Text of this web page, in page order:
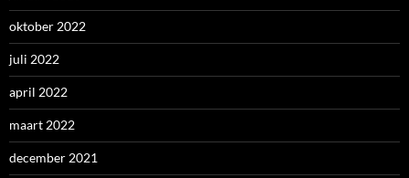
oktober 2022
juli 2022
april 2022
maart 2022
december 2021